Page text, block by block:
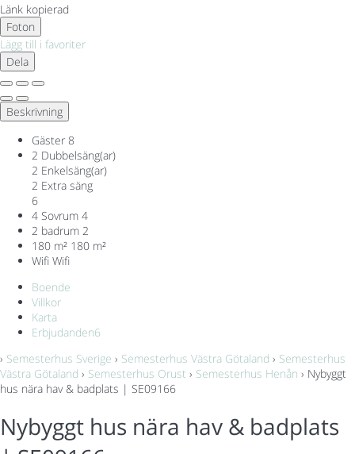
Länk kopierad
Foton
Lägg till i favoriter
Dela
Beskrivning
Gäster 8
2 Dubbelsäng(ar)
2 Enkelsäng(ar)
2 Extra säng
6
4 Sovrum 4
2 badrum 2
180 m² 180 m²
Wifi Wifi
Boende
Villkor
Karta
Erbjudanden6
› Semesterhus Sverige › Semesterhus Västra Götaland › Semesterhus
Västra Götaland › Semesterhus Orust › Semesterhus Henån › Nybyggt
hus nära hav & badplats | SE09166
Nybyggt hus nära hav & badplats